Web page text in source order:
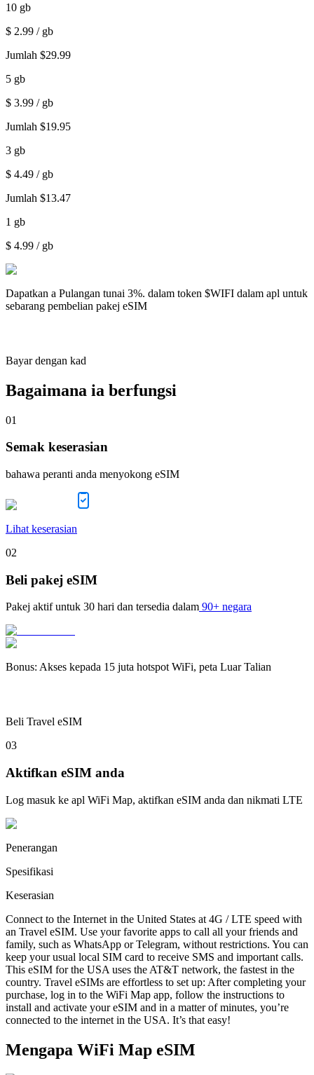
10 gb
$ 2.99 / gb
Jumlah $29.99
5 gb
$ 3.99 / gb
Jumlah $19.95
3 gb
$ 4.49 / gb
Jumlah $13.47
1 gb
$ 4.99 / gb
Dapatkan a Pulangan tunai 3%. dalam token $WIFI dalam apl untuk
sebarang pembelian pakej eSIM
Bayar dengan kad
Bagaimana ia berfungsi
01
Semak keserasian
bahawa peranti anda menyokong eSIM
Lihat keserasian
02
Beli pakej eSIM
Pakej aktif untuk 30 hari dan tersedia dalam 90+ negara
Bonus: Akses kepada 15 juta hotspot WiFi, peta Luar Talian
Beli Travel eSIM
03
Aktifkan eSIM anda
Log masuk ke apl WiFi Map, aktifkan eSIM anda dan nikmati LTE
Penerangan
Spesifikasi
Keserasian
Connect to the Internet in the United States at 4G / LTE speed with
an Travel eSIM. Use your favorite apps to call all your friends and
family, such as WhatsApp or Telegram, without restrictions. You can
keep your usual local SIM card to receive SMS and important calls.
This eSIM for the USA uses the AT&T network, the fastest in the
country. Travel eSIMs are effortless to set up: After completing your
purchase, log in to the WiFi Map app, follow the instructions to
install and activate your eSIM and in a matter of minutes, you’re
connected to the internet in the USA. It’s that easy!
Mengapa WiFi Map eSIM